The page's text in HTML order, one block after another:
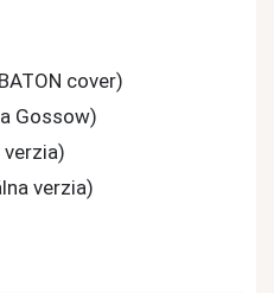
cover)
Gossow)
verzia)